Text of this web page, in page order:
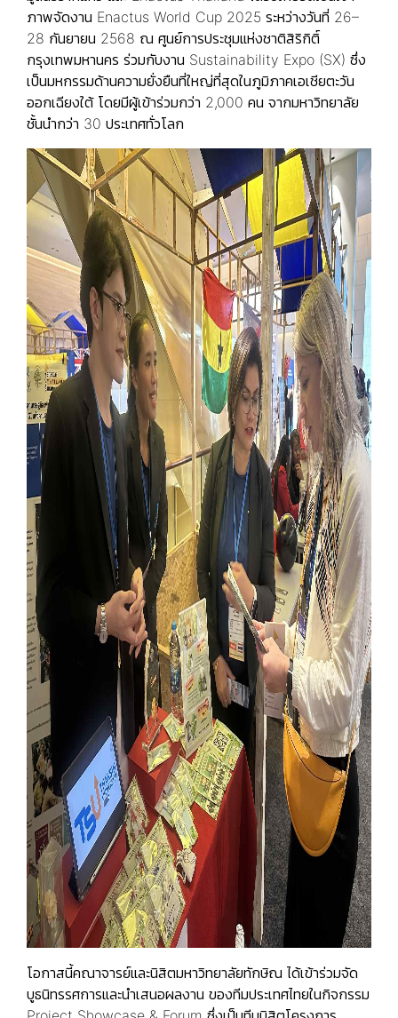
ภาพจัดงาน Enactus World Cup 2025 ระหว่างวันที่ 26–
28 กันยายน 2568 ณ ศูนย์การประชุมแห่งชาติสิริกิติ์
กรุงเทพมหานคร ร่วมกับงาน Sustainability Expo (SX) ซึ่ง
เป็นมหกรรมด้านความยั่งยืนที่ใหญ่ที่สุดในภูมิภาคเอเชียตะวัน
ออกเฉียงใต้ โดยมีผู้เข้าร่วมกว่า 2,000 คน จากมหาวิทยาลัย
ชั้นนำกว่า 30 ประเทศทั่วโลก
โอกาสนี้คณาจารย์และนิสิตมหาวิทยาลัยทักษิณ ได้เข้าร่วมจัด
บูธนิทรรศการและนำเสนอผลงาน ของทีมประเทศไทยในกิจกรรม